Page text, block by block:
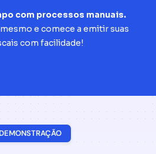
com processos manuais.
e comece a emitir suas
com facilidade!